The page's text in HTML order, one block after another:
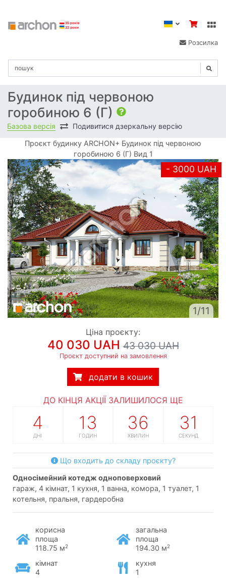
Розсилка
Будинок під червоною
горобиною 6 (Г)
Базова версія Подивитися дзеркальну версію
Проєкт будинку ARCHON+ Будинок під червоною
горобиною 6 (Г) Вид 1
- 3000 UAH
1/11
Ціна проєкту:
40 030 UAH43 030 UAH
Проєкт доступний на замовлення
додати в кошик
ДО КІНЦЯ АКЦІЇ ЗАЛИШИЛОСЯ ЩЕ
4
ДНІ
13
ГОДИН
36
ХВИЛИН
30
СЕКУНД
Що входить до складу проєкту?
односімейний котедж одноповерховий
гараж, 4 кімнат, 1 кухня, 1 ванна, комора, 1 туалет, 1
котельня, пральня, гардеробна
корисна
площа
118.75 м2
загальна
площа
194.30 м2
кімнат
4
кухня
1